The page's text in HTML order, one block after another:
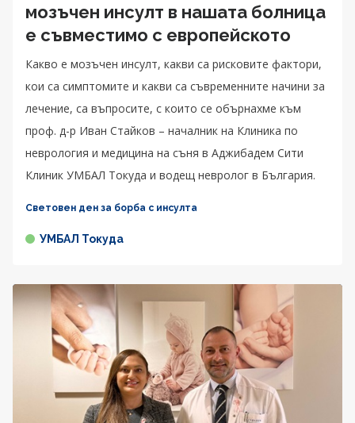
мозъчен инсулт в нашата болница
е съвместимо с европейското
Какво е мозъчен инсулт, какви са рисковите фактори,
кои са симптомите и какви са съвременните начини за
лечение, са въпросите, с които се обърнахме към
проф. д-р Иван Стайков – началник на Клиника по
неврология и медицина на съня в Аджибадем Сити
Клиник УМБАЛ Токуда и водещ невролог в България.
Световен ден за борба с инсулта
УМБАЛ Токуда